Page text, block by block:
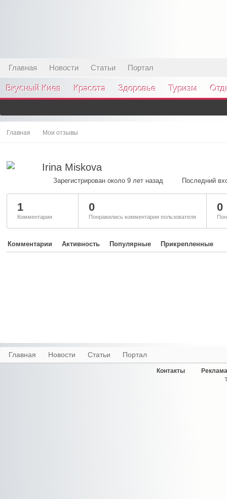
Главная Новости Статьи Портал
Вкусный Киев Красота Здоровье Туризм
Главная Мои отзывы
Irina Miskova
Зарегистрирован около 9 лет назад Последний
1
Комментарии
0
Понравились комментарии пользователя
0
Комментарии Активность Популярные Прикрепленные
Главная Новости Статьи Портал
Контакты